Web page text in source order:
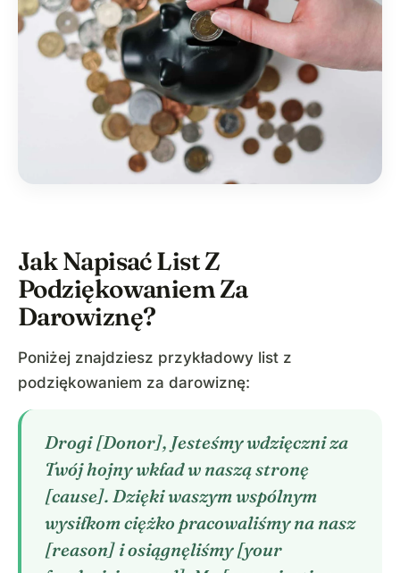
Jak Napisać List Z
Podziękowaniem Za
Darowiznę?
Poniżej znajdziesz przykładowy list z
podziękowaniem za darowiznę:
Drogi [Donor], Jesteśmy wdzięczni za
Twój hojny wkład w naszą stronę
[cause]. Dzięki waszym wspólnym
wysiłkom ciężko pracowaliśmy na nasz
[reason] i osiągnęliśmy [your